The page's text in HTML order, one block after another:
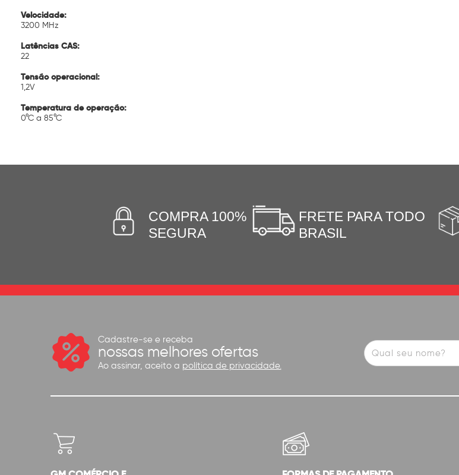
Velocidade:
3200 MHz
Latências CAS:
22
Tensão operacional:
1,2V
Temperatura de operação:
0°C a 85°C
COMPRA 100%
SEGURA
FRETE PARA TODO
BRASIL
Cadastre-se e receba
nossas melhores ofertas
Ao assinar, aceito a política de privacidade.